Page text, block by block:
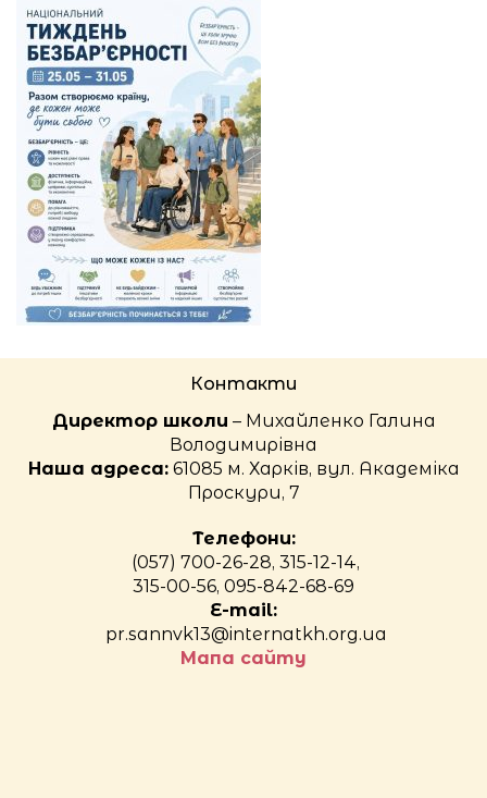
Контакти
Директор школи – Михайленко Галина
Володимирівна
Наша адреса:61085 м. Харків, вул. Академіка
Проскури, 7
Телефони:
(057) 700-26-28, 315-12-14,
315-00-56, 095-842-68-69
E-mail:
pr.sannvk13@internatkh.org.ua
Мапа сайту